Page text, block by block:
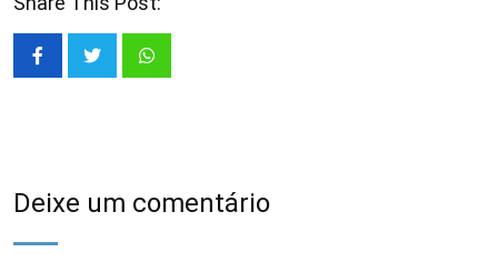
Deixe um comentário